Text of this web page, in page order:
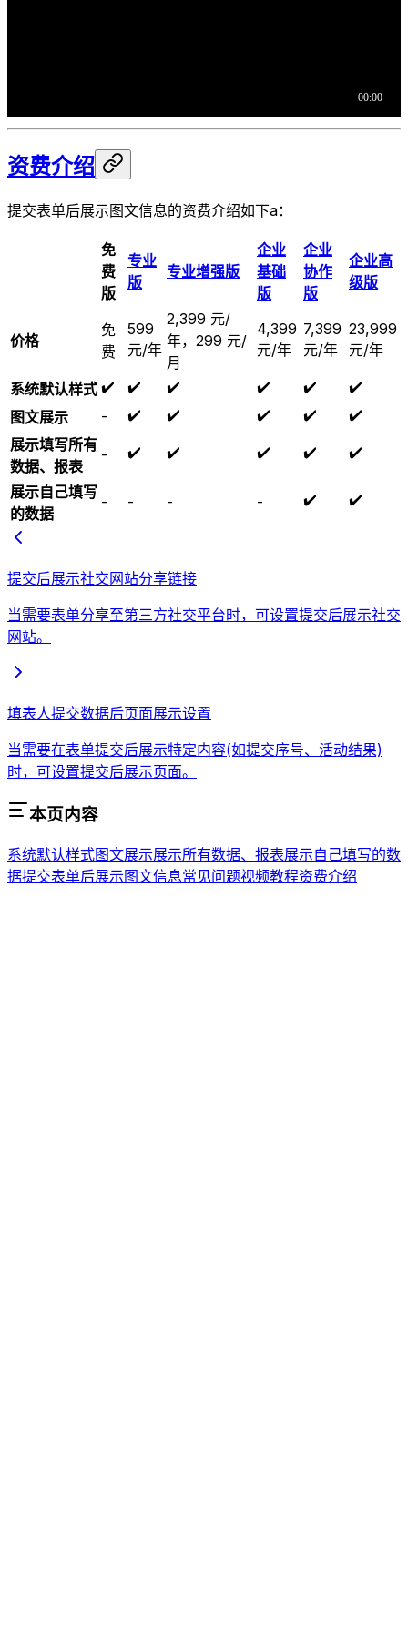
资费介绍
提交表单后展示图文信息的资费介绍如下a：
免
费
版
专业
版
专业增强版
企业
基础
版
企业
协作
版
企业高
级版
价格
免
费
599
元/年
2,399 元/
年，299 元/
月
4,399
元/年
7,399
元/年
23,999
元/年
系统默认样式 ✔️ ✔️ ✔️ ✔️ ✔️
✔️
图文展示
- ✔️ ✔️ ✔️ ✔️
✔️
展示填写所有
数据、报表
- ✔️ ✔️ ✔️ ✔️ ✔️
展示自己填写
的数据
- - - - ✔️ ✔️
提交后展示社交网站分享链接
当需要表单分享至第三方社交平台时，可设置提交后展示社交
网站。
填表人提交数据后页面展示设置
当需要在表单提交后展示特定内容(如提交序号、活动结果)
时，可设置提交后展示页面。
本页内容
系统默认样式图文展示展示所有数据、报表展示自己填写的数
据提交表单后展示图文信息常见问题视频教程资费介绍